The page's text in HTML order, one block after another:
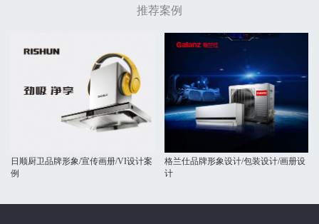
推荐案例
日顺厨卫品牌形象/宣传画册/VI设计案
例
格兰仕品牌形象设计/包装设计/画册设
计